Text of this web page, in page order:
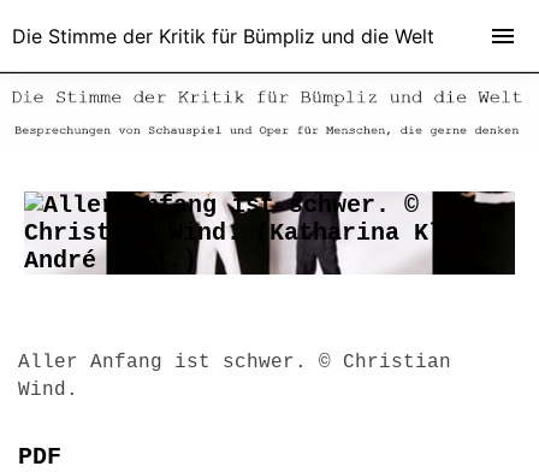
Aller Anfang ist schwer. © Christian
Wind.
PDF
Die Stimme der Kritik für Bümpliz und die Welt